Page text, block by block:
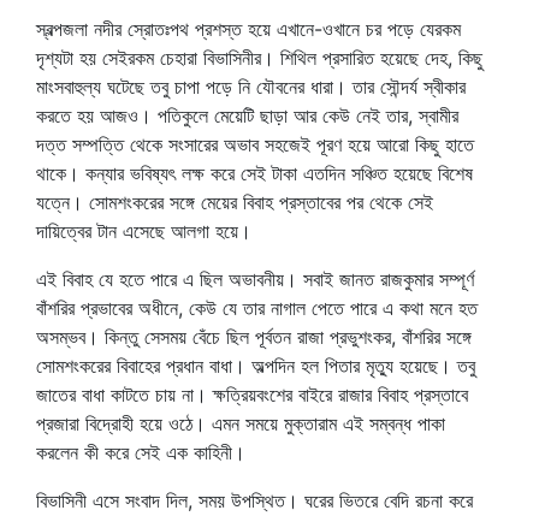
স্বল্পজলা নদীর স্রোতঃপথ প্রশস্ত হয়ে এখানে-ওখানে চর পড়ে যেরকম
দৃশ্যটা হয় সেইরকম চেহারা বিভাসিনীর। শিথিল প্রসারিত হয়েছে দেহ, কিছু
মাংসবাহুল্য ঘটেছে তবু চাপা পড়ে নি যৌবনের ধারা। তার সৌন্দর্য স্বীকার
করতে হয় আজও। পতিকুলে মেয়েটি ছাড়া আর কেউ নেই তার, স্বামীর
দত্ত সম্পত্তি থেকে সংসারের অভাব সহজেই পূরণ হয়ে আরো কিছু হাতে
থাকে। কন্যার ভবিষ্যৎ লক্ষ করে সেই টাকা এতদিন সঞ্চিত হয়েছে বিশেষ
যত্নে। সোমশংকরের সঙ্গে মেয়ের বিবাহ প্রস্তাবের পর থেকে সেই
দায়িত্বের টান এসেছে আলগা হয়ে।
এই বিবাহ যে হতে পারে এ ছিল অভাবনীয়। সবাই জানত রাজকুমার সম্পূর্ণ
বাঁশরির প্রভাবের অধীনে, কেউ যে তার নাগাল পেতে পারে এ কথা মনে হত
অসম্ভব। কিন্তু সেসময় বেঁচে ছিল পূর্বতন রাজা প্রভুশংকর, বাঁশরির সঙ্গে
সোমশংকরের বিবাহের প্রধান বাধা। অল্পদিন হল পিতার মৃত্যু হয়েছে। তবু
জাতের বাধা কাটতে চায় না। ক্ষত্রিয়বংশের বাইরে রাজার বিবাহ প্রস্তাবে
প্রজারা বিদ্রোহী হয়ে ওঠে। এমন সময়ে মুক্তারাম এই সম্বন্ধ পাকা
করলেন কী করে সেই এক কাহিনী।
বিভাসিনী এসে সংবাদ দিল, সময় উপস্থিত। ঘরের ভিতরে বেদি রচনা করে